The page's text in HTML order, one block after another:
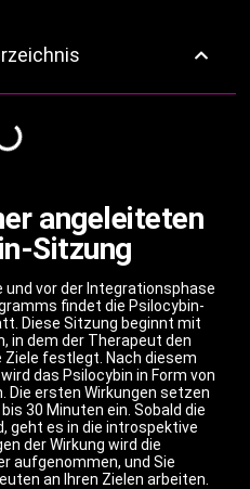
angeleiteten
Sitzung
und vor der Integrationsphase
findet die Psilocybin-
Diese Sitzung beginnt mit
in dem der Therapeut den
festlegt. Nach diesem
das Psilocybin in Form von
ersten Wirkungen setzen
30 Minuten ein. Sobald die
geht es in die introspektive
der Wirkung wird die
aufgenommen, und Sie
an Ihren Zielen arbeiten.